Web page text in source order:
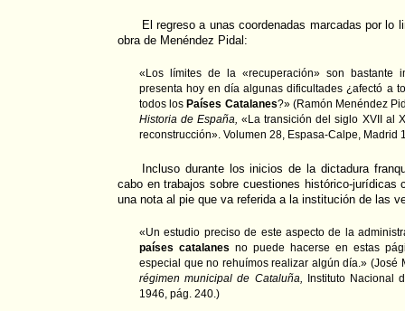
El regreso a unas coordenadas marcadas por lo
obra de Menéndez Pidal:
«Los límites de la «recuperación» son bastante
presenta hoy en día algunas dificultades ¿afectó a
todos los Países Catalanes?» (Ramón Menéndez
Historia de España, «La transición del siglo XVII al
reconstrucción». Volumen 28, Espasa-Calpe, Madrid
Incluso durante los inicios de la dictadura
cabo en trabajos sobre cuestiones histórico-jurídicas
una nota al pie que va referida a la institución de las
«Un estudio preciso de este aspecto de la
países catalanes no puede hacerse en estas
especial que no rehuímos realizar algún día.» (José
régimen municipal de Cataluña, Instituto Nacional
1946, pág. 240.)